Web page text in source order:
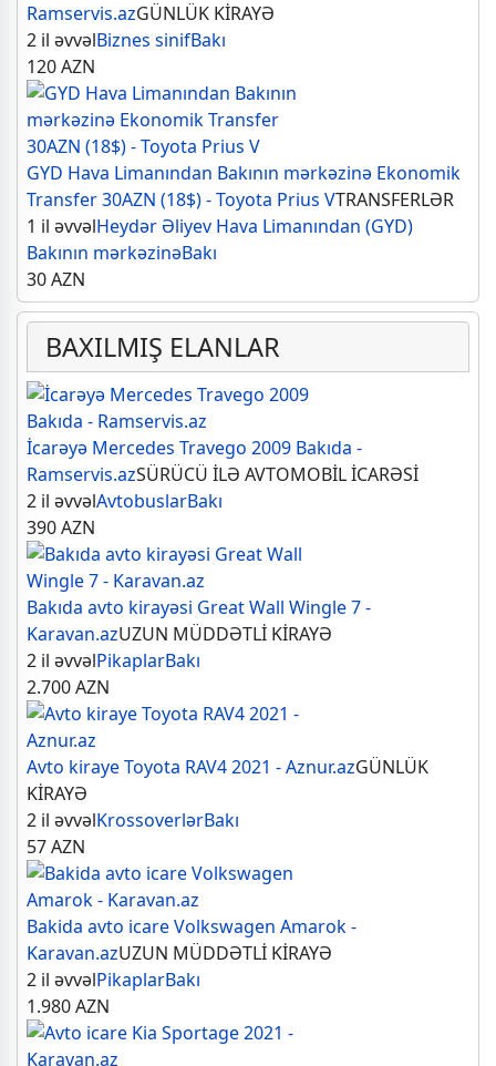
Ramservis.azGÜNLÜK KİRAYƏ
2 il əvvəlBiznes sinifBakı
120AZN
GYD Hava Limanından Bakının mərkəzinə Ekonomik
Transfer 30AZN (18$) - Toyota Prius VTRANSFERLƏR
1 il əvvəlHeydər Əliyev Hava Limanından (GYD)
Bakının mərkəzinəBakı
30AZN
BAXILMIŞ ELANLAR
İcarəyə Mercedes Travego 2009 Bakıda -
Ramservis.azSÜRÜCÜ İLƏ AVTOMOBİL İCARƏSİ
2 il əvvəlAvtobuslarBakı
390AZN
Bakıda avto kirayəsi Great Wall Wingle 7 -
Karavan.azUZUN MÜDDƏTLİ KİRAYƏ
2 il əvvəlPikaplarBakı
2.700AZN
Avto kiraye Toyota RAV4 2021 - Aznur.azGÜNLÜK
KİRAYƏ
2 il əvvəlKrossoverlərBakı
57AZN
Bakida avto icare Volkswagen Amarok -
Karavan.azUZUN MÜDDƏTLİ KİRAYƏ
2 il əvvəlPikaplarBakı
1.980AZN